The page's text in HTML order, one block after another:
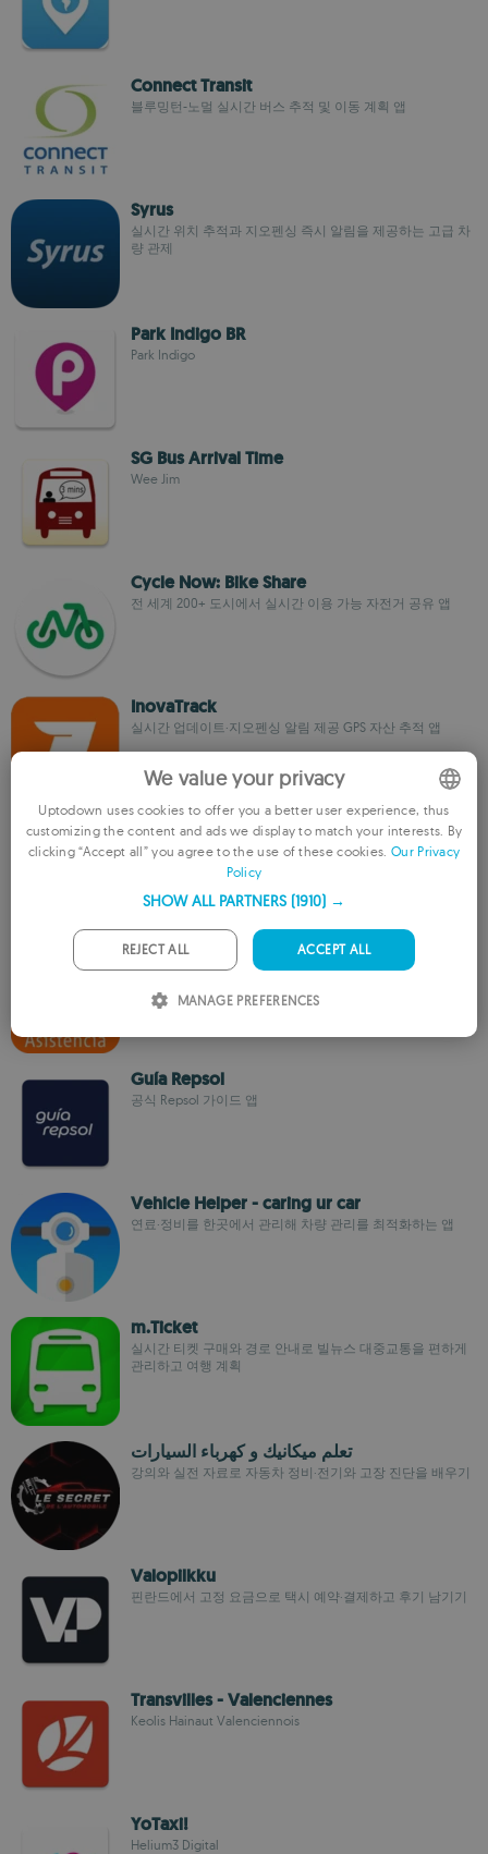
Connect Transit
블루밍턴-노멀 실시간 버스 추적 및 이동 계획 앱
Syrus
실시간 위치 추적과 지오펜싱 즉시 알림을 제공하는 고급 차
량 관제
Park Indigo BR
Park Indigo
SG Bus Arrival Time
Wee Jim
Cycle Now: Bike Share
전 세계 200+ 도시에서 실시간 이용 가능 자전거 공유 앱
InovaTrack
실시간 업데이트·지오펜싱 알림 제공 GPS 자산 추적 앱
fliTrack
Android에서 차량·장비를 위한 GPS 자산 추적
Servicio de \nAsistencia
Renfe 지원을 손쉽게 관리하고 실시간 여행 업데이트 받기
Guía Repsol
공식 Repsol 가이드 앱
Vehicle Helper - caring ur car
연료·정비를 한곳에서 관리해 차량 관리를 최적화하는 앱
m.Ticket
실시간 티켓 구매와 경로 안내로 빌뉴스 대중교통을 편하게
관리하고 여행 계획
تعلم ميكانيك و كهرباء السيارات
강의와 실전 자료로 자동차 정비·전기와 고장 진단을 배우기
Valopilkku
핀란드에서 고정 요금으로 택시 예약·결제하고 후기 남기기
Transvilles - Valenciennes
Keolis Hainaut Valenciennois
YoTaxi!
Helium3 Digital
ENGLISH
We value your privacy
Uptodown uses cookies to offer you a better user experience, thus
customizing the content and ads we display to match your interests. By
clicking “Accept all” you agree to the use of these cookies. Our Privacy
Policy
SHOW ALL PARTNERS (1910) →
ACCEPT ALL
REJECT ALL
MANAGE PREFERENCES